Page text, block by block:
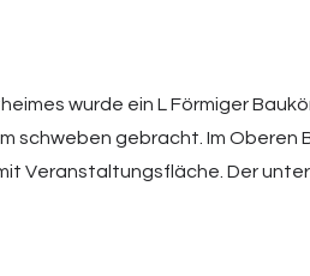
wurde ein L Förmiger
schweben gebracht. Im Oberen
Veranstaltungsfläche. Der